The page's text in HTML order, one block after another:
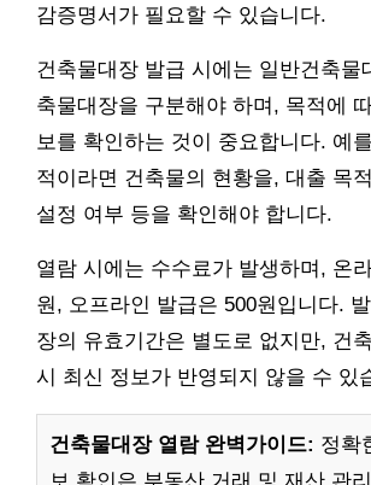
감증명서가 필요할 수 있습니다.
건축물대장 발급 시에는 일반건축물
축물대장을 구분해야 하며, 목적에
보를 확인하는 것이 중요합니다. 예
적이라면 건축물의 현황을, 대출 목
설정 여부 등을 확인해야 합니다.
열람 시에는 수수료가 발생하며, 온
원, 오프라인 발급은 500원입니다.
장의 유효기간은 별도로 없지만, 건
시 최신 정보가 반영되지 않을 수 있
건축물대장 열람 완벽가이드: 정확